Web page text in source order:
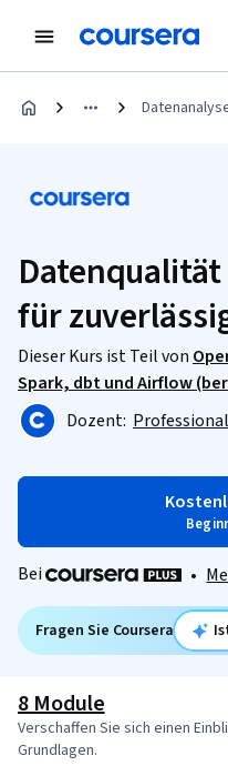
für
Dieser Kurs ist Teil von
Spark, dbt und Airflow
Dozent:
Bei •
Fragen Sie Coursera
8 Module
Verschaffen Sie sich einen
Grundlagen.